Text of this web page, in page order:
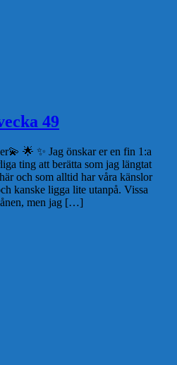
49
🌟 ✨ Jag önskar er en fin 1:a
ting att berätta som jag längtat
och som alltid har våra känslor
kanske ligga lite utanpå. Vissa
men jag […]